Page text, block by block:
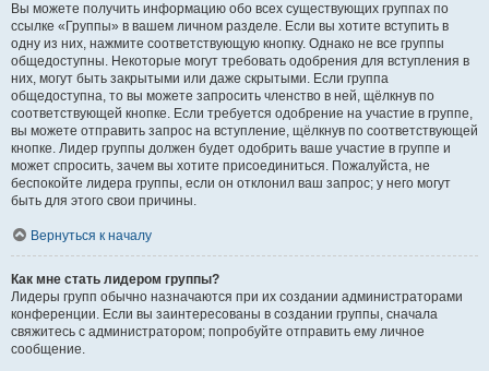
Вы можете получить информацию обо всех существующих группах по
ссылке «Группы» в вашем личном разделе. Если вы хотите вступить в
одну из них, нажмите соответствующую кнопку. Однако не все группы
общедоступны. Некоторые могут требовать одобрения для вступления в
них, могут быть закрытыми или даже скрытыми. Если группа
общедоступна, то вы можете запросить членство в ней, щёлкнув по
соответствующей кнопке. Если требуется одобрение на участие в группе,
вы можете отправить запрос на вступление, щёлкнув по соответствующей
кнопке. Лидер группы должен будет одобрить ваше участие в группе и
может спросить, зачем вы хотите присоединиться. Пожалуйста, не
беспокойте лидера группы, если он отклонил ваш запрос; у него могут
быть для этого свои причины.
Вернуться к началу
Как мне стать лидером группы?
Лидеры групп обычно назначаются при их создании администраторами
конференции. Если вы заинтересованы в создании группы, сначала
свяжитесь с администратором; попробуйте отправить ему личное
сообщение.